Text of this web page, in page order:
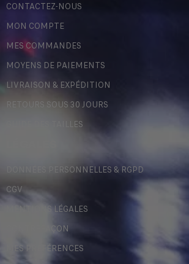
CONTACTEZ-NOUS
MON COMPTE
MES COMMANDES
MOYENS DE PAIEMENTS
LIVRAISON & EXPÉDITION
RETOURS SOUS 30 JOURS
GUIDE DES TAILLES
DONNÉES PERSONNELLES & RGPD
CGV
MENTIONS LÉGALES
CONTREFAÇON
MES PRÉFÉRENCES